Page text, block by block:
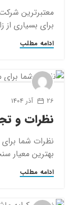
معتبرترین
برای بسیاری از
ادامه مطلب
26 آذر 1404
نظرات و
نظرات شما برای
بهترین معیار
ادامه مطلب